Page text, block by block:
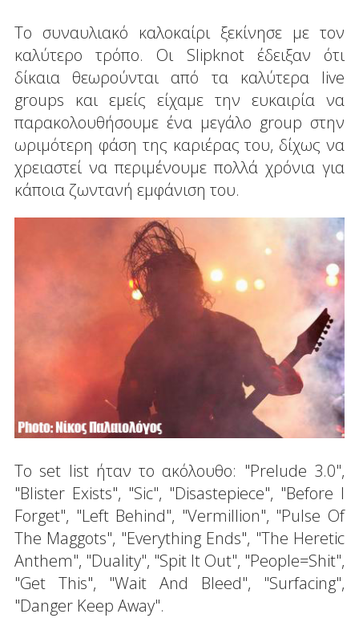
Το συναυλιακό καλοκαίρι ξεκίνησε με τον
καλύτερο τρόπο. Οι Slipknot έδειξαν ότι
δίκαια θεωρούνται από τα καλύτερα live
groups και εμείς είχαμε την ευκαιρία να
παρακολουθήσουμε ένα μεγάλο group στην
ωριμότερη φάση της καριέρας του, δίχως να
χρειαστεί να περιμένουμε πολλά χρόνια για
κάποια ζωντανή εμφάνιση του.
Το set list ήταν το ακόλουθο: "Prelude 3.0",
"Blister Exists", "Sic", "Disastepiece", "Before I
Forget", "Left Behind", "Vermillion", "Pulse Of
The Maggots", "Everything Ends", "The Heretic
Anthem", "Duality", "Spit It Out", "People=Shit",
"Get This", "Wait And Bleed", "Surfacing",
"Danger Keep Away".